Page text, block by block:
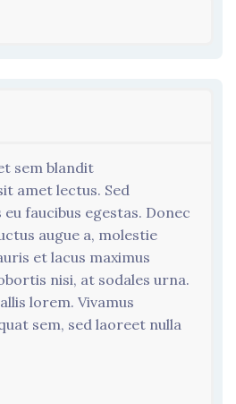
sem blandit
amet lectus. Sed
faucibus egestas. Donec
augue a, molestie
et lacus maximus
nisi, at sodales urna.
lorem. Vivamus
sem, sed laoreet nulla